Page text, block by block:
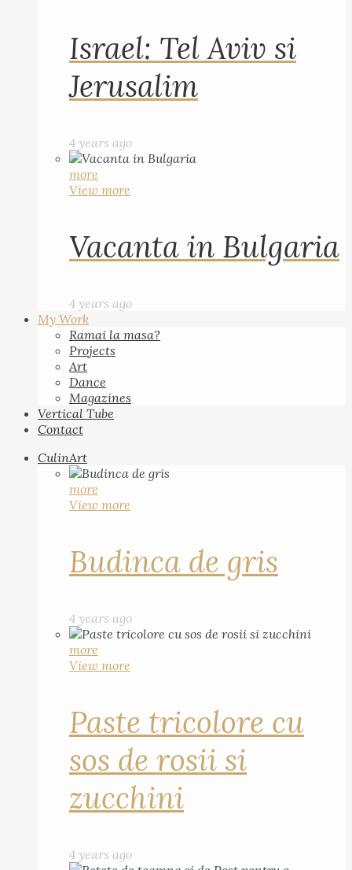
Israel: Tel Aviv si
Jerusalim
4 years ago
more
View more
Vacanta in Bulgaria
4 years ago
My Work
Ramai la masa?
Projects
Art
Dance
Magazines
Vertical Tube
Contact
CulinArt
more
View more
Budinca de gris
4 years ago
more
View more
Paste tricolore cu
sos de rosii si
zucchini
4 years ago